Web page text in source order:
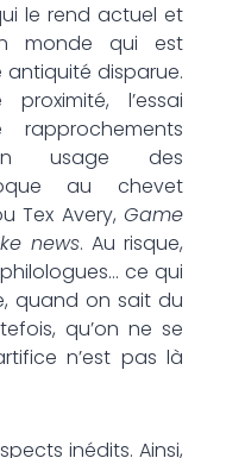
le rend actuel et
monde qui est
disparue.
l’essai
usage des
au chevet
Tex Avery,Game
news. Au risque,
ce qui
quand on sait du
qu’on ne se
n’est pas là
inédits. Ainsi,